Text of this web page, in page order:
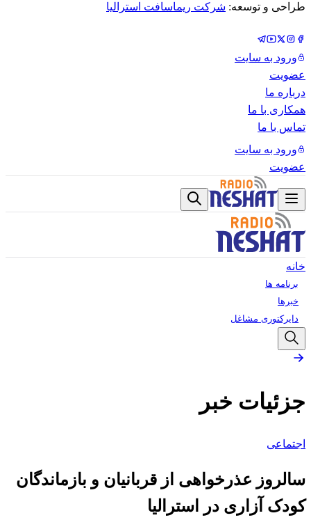
طراحی و توسعه: شرکت ریماسافت استرالیا
ورود به سایت
عضویت
درباره ما
همکاری با ما
تماس با ما
ورود به سایت
عضویت
خانه
برنامه ها
خبرها
دایرکتوری مشاغل
جزئیات خبر
اجتماعی
سالروز عذرخواهی از قربانیان و بازماندگان
کودک آزاری در استرالیا